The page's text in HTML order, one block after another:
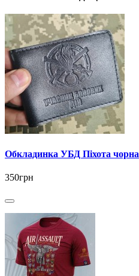
Обкладинка УБД Піхота чорна
350грн